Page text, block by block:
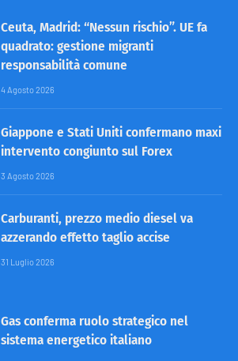
Ceuta, Madrid: “Nessun rischio”. UE fa
quadrato: gestione migranti
responsabilità comune
4 Agosto 2026
Giappone e Stati Uniti confermano maxi
intervento congiunto sul Forex
3 Agosto 2026
Carburanti, prezzo medio diesel va
azzerando effetto taglio accise
31 Luglio 2026
Gas conferma ruolo strategico nel
sistema energetico italiano